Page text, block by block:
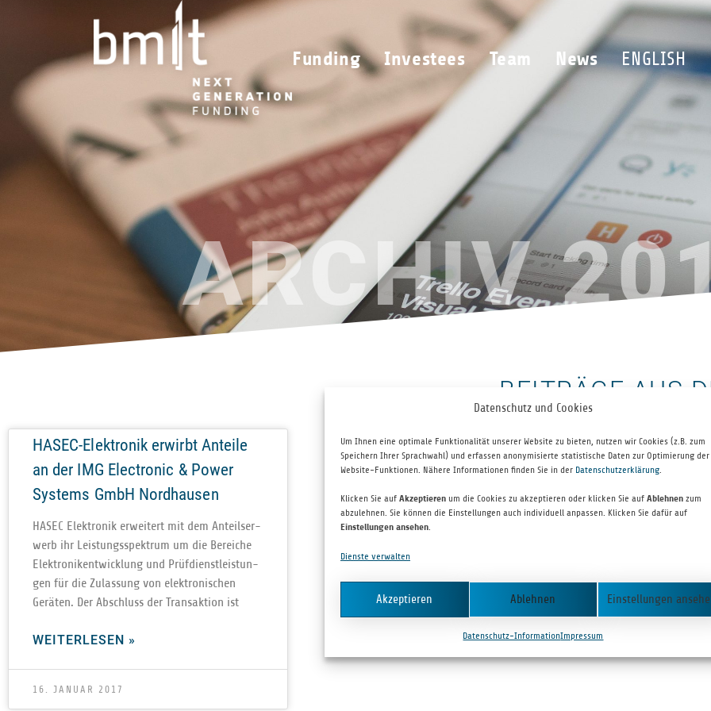
Datenschutz und Cookies
Um Ihnen eine optimale Funktionalität unserer Website zu bieten, nutzen wir Cookies (z.B. zum
Speichern Ihrer Sprachwahl) und erfassen anonymisierte statistische Daten zur Optimierung der
Website-Funktionen. Nähere Informationen finden Sie in der Datenschutzerklärung.
Klicken Sie auf Akzeptieren um die Cookies zu akzeptieren oder klicken Sie auf Ablehnen zum
abzulehnen. Sie können die Einstellungen auch individuell anpassen. Klicken Sie dafür auf
Einstellungen ansehen.
Dienste verwalten
Akzeptieren Ablehnen Einstellungen
Datenschutz-InformationImpressum
Funding Investees Team News ENGLISH
ARCHIV
BEITRÄGE AUS
HASEC-Elektronik erwirbt Anteile
an der IMG Electronic & Power
Systems GmbH Nordhausen
HASEC Elek­tro­nik erwei­tert mit dem Anteils­er­
werb ihr Leis­tungs­spek­trum um die Berei­che
Elek­tro­nik­ent­wick­lung und Prüf­dienst­leis­tun­
gen für die Zulas­sung von elek­tro­ni­schen
Gerä­ten. Der Abschluss der Trans­ak­tion ist
WEITERLESEN »
16. JANUAR 2017